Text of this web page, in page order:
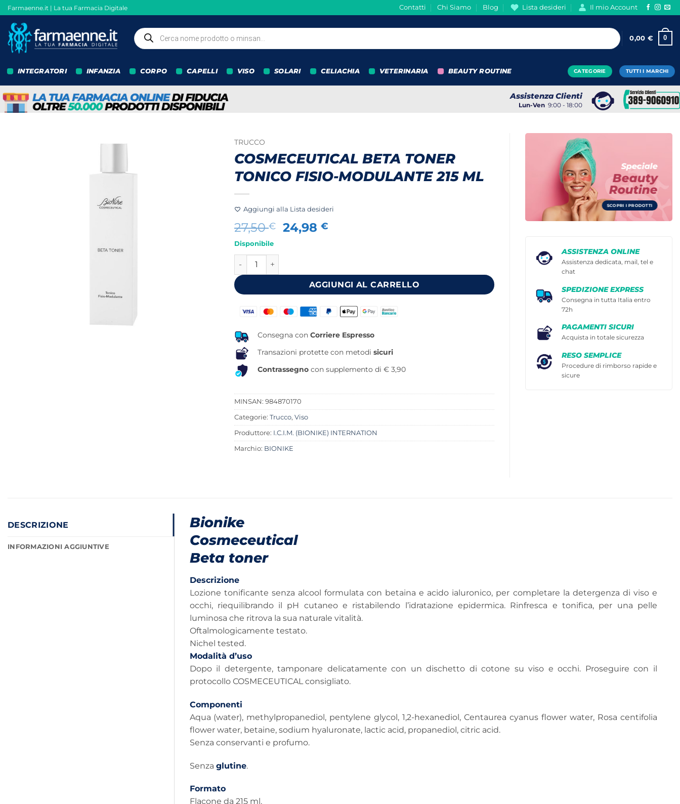
Salta
ai
contenuti
Farmaenne.it | La tua Farmacia Digitale Contatti Chi Siamo Blog Lista desideri Il mio Account
Ricerca
prodotti
0,00 € 0
INTEGRATORI INFANZIA CORPO CAPELLI VISO SOLARI CELIACHIA VETERINARIA BEAUTY ROUTINE CATEGORIE TUTTI I MARCHI
Assistenza Clienti
Lun-Ven 9:00 - 18:00
TRUCCO
COSMECEUTICAL BETA TONER
TONICO FISIO-MODULANTE 215 ML
Aggiungi alla Lista desideri
27,50€
Il
27,50 €.
24,98€
24,98 €.
Disponibile
COSMECEUTICAL BETA TONER TONICO FISIO-MODULANTE 215 ML quantità
AGGIUNGI AL CARRELLO
Consegna con Corriere Espresso
Transazioni protette con metodi sicuri
Contrassegno con supplemento di € 3,90
MINSAN: 984870170
Categorie: Trucco, Viso
Produttore: I.C.I.M. (BIONIKE) INTERNATION
Marchio: BIONIKE
Speciale
Beauty
Routine
SCOPRI I PRODOTTI
ASSISTENZA ONLINE
Assistenza dedicata, mail, tel e
chat
SPEDIZIONE EXPRESS
Consegna in tutta Italia entro
72h
PAGAMENTI SICURI
Acquista in totale sicurezza
RESO SEMPLICE
Procedure di rimborso rapide e
sicure
DESCRIZIONE
INFORMAZIONI AGGIUNTIVE
Bionike
Cosmeceutical
Beta toner
Descrizione
Lozione tonificante senza alcool formulata con betaina e acido ialuronico, per completare la detergenza di viso e
occhi, riequilibrando il pH cutaneo e ristabilendo l’idratazione epidermica. Rinfresca e tonifica, per una pelle
luminosa che ritrova la sua naturale vitalità.
Oftalmologicamente testato.
Nichel tested.
Modalità d’uso
Dopo il detergente, tamponare delicatamente con un dischetto di cotone su viso e occhi. Proseguire con il
protocollo COSMECEUTICAL consigliato.
Componenti
Aqua (water), methylpropanediol, pentylene glycol, 1,2-hexanediol, Centaurea cyanus flower water, Rosa centifolia
flower water, betaine, sodium hyaluronate, lactic acid, propanediol, citric acid.
Senza conservanti e profumo.
Senza glutine.
Formato
Flacone da 215 ml.